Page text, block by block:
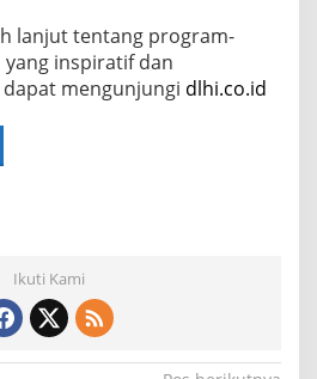
lanjut tentang program-
inspiratif dan
mengunjungi dlhi.co.id
Ikuti Kami